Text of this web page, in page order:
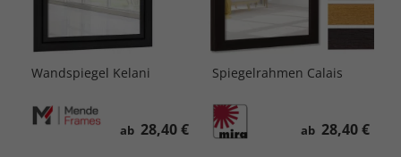
Wandspiegel Kelani
ab 28,40 €
Spiegelrahmen Calais
ab 28,40 €